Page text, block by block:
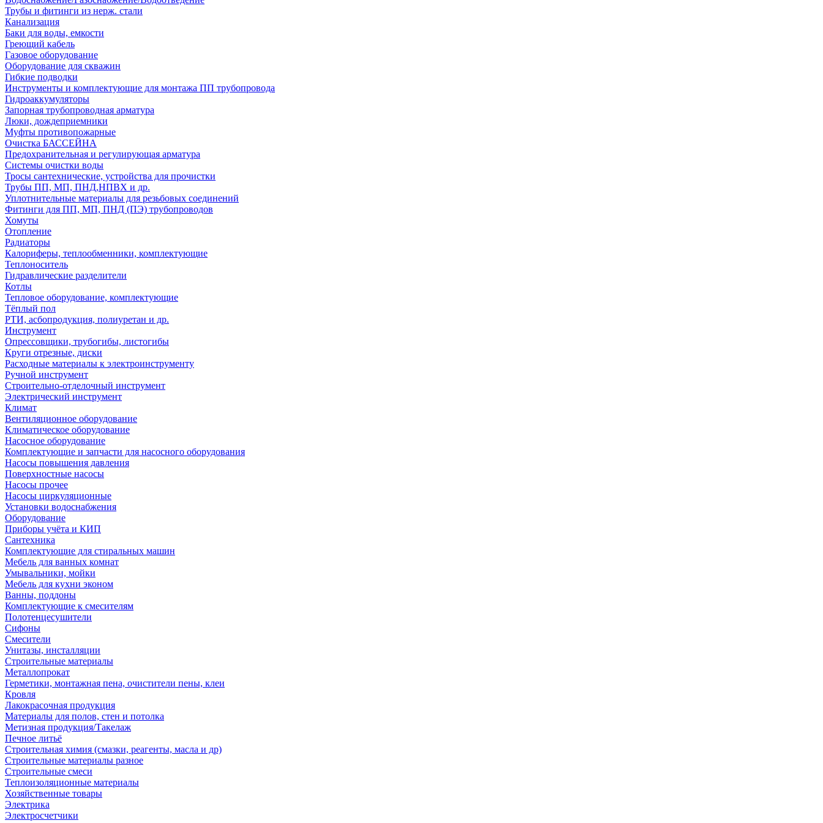
Трубы и фитинги из нерж. стали
Канализация
Баки для воды, емкости
Греющий кабель
Газовое оборудование
Оборудование для скважин
Гибкие подводки
Инструменты и комплектующие для монтажа ПП трубопровода
Гидроаккумуляторы
Запорная трубопроводная арматура
Люки, дождеприемники
Муфты противопожарные
Очистка БАССЕЙНА
Предохранительная и регулирующая арматура
Системы очистки воды
Тросы сантехнические, устройства для прочистки
Трубы ПП, МП, ПНД,НПВХ и др.
Уплотнительные материалы для резьбовых соединений
Фитинги для ПП, МП, ПНД (ПЭ) трубопроводов
Хомуты
Отопление
Радиаторы
Калориферы, теплообменники, комплектующие
Теплоноситель
Гидравлические разделители
Котлы
Тепловое оборудование, комплектующие
Тёплый пол
РТИ, асбопродукция, полиуретан и др.
Инструмент
Опрессовщики, трубогибы, листогибы
Круги отрезные, диски
Расходные материалы к электроинструменту
Ручной инструмент
Строительно-отделочный инструмент
Электрический инструмент
Климат
Вентиляционное оборудование
Климатическое оборудование
Насосное оборудование
Комплектующие и запчасти для насосного оборудования
Насосы повышения давления
Поверхностные насосы
Насосы прочее
Насосы циркуляционные
Установки водоснабжения
Оборудование
Приборы учёта и КИП
Сантехника
Комплектующие для стиральных машин
Мебель для ванных комнат
Умывальники, мойки
Мебель для кухни эконом
Ванны, поддоны
Комплектующие к смесителям
Полотенцесушители
Сифоны
Смесители
Унитазы, инсталляции
Строительные материалы
Металлопрокат
Герметики, монтажная пена, очистители пены, клеи
Кровля
Лакокрасочная продукция
Материалы для полов, стен и потолка
Метизная продукция/Такелаж
Печное литьё
Строительная химия (смазки, реагенты, масла и др)
Строительные материалы разное
Строительные смеси
Теплоизоляционные материалы
Хозяйственные товары
Электрика
Электросчетчики